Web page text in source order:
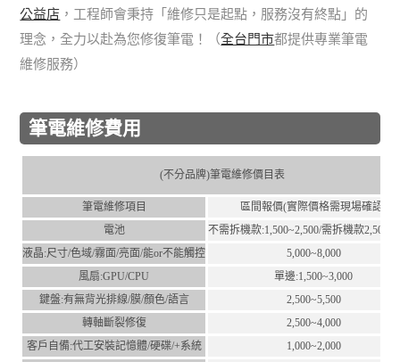
公益店 ，工程師會秉持「維修只是起點，服務沒有終點」的
理念，全力以赴為您修復筆電！（全台門市都提供專業筆電
維修服務）
筆電維修費用
(不分品牌)筆電維修價目表
筆電維修項目
區間報價(實際價格需現場確認)
電池
不需拆機款:1,500~2,500/需拆機款
液晶:尺⼨/⾊域/霧⾯/亮⾯/能or不能觸控
5,000~8,000
風扇:GPU/CPU
單邊:1,500~3,000
鍵盤:有無背光排線/膜/顏⾊/語⾔
2,500~5,500
轉軸斷裂修復
2,500~4,000
客⼾⾃備:代⼯安裝記憶體/硬碟/+系統
1,000~2,000